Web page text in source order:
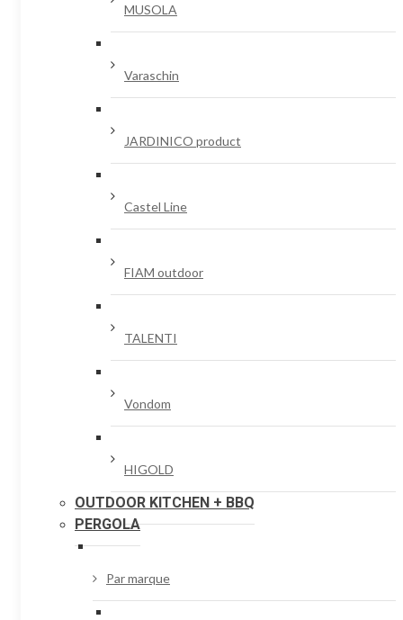
MUSOLA
Varaschin
JARDINICO product
Castel Line
FIAM outdoor
TALENTI
Vondom
HIGOLD
OUTDOOR KITCHEN + BBQ
PERGOLA
Par marque